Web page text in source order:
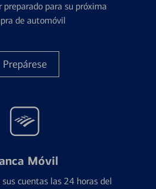
preparado para su próxima
de automóvil
Prepárese
Móvil
cuentas las 24 horas del